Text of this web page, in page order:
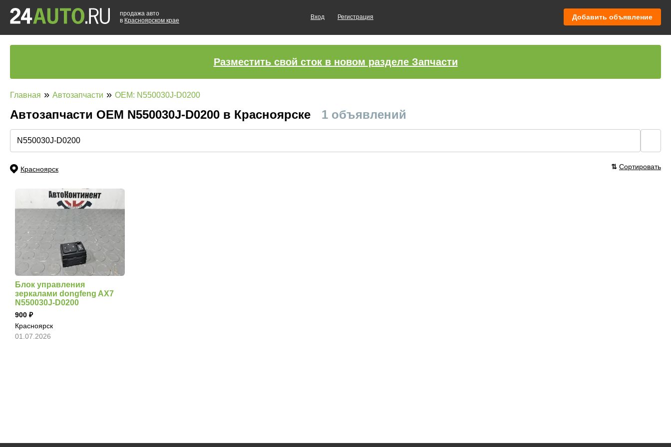
продажа авто
в Красноярском крае
Вход Регистрация Добавить объявление
Разместить свой сток в новом разделе Запчасти
Главная » Автозапчасти » OEM: N550030J-D0200
Автозапчасти ОЕМ N550030J-D0200 в Красноярске 1 объявлений
Красноярск ⇅ Сортировать
Блок управления
зеркалами dongfeng AX7
N550030J-D0200
900
Красноярск
01.07.2026